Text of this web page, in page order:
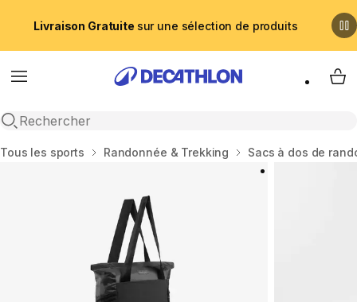
Livraison Gratuite sur une sélection de produits
Menu
Recherche ouverte
My
Accueil
Tous les sports Randonnée & Trekking Sacs à dos de